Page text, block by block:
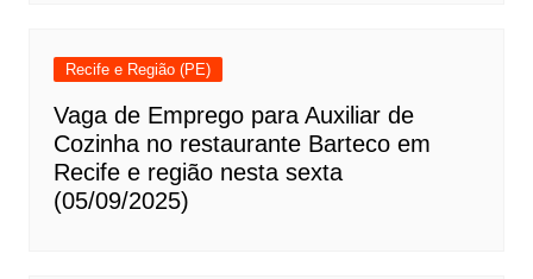
Recife e Região (PE)
Vaga de Emprego para Auxiliar de
Cozinha no restaurante Barteco em
Recife e região nesta sexta
(05/09/2025)